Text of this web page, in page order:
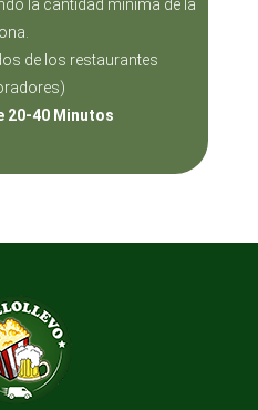
la cantidad minima de la
de los restaurantes
20-40 Minutos